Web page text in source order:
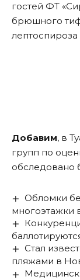
гостей ФТ
брюшного
лептоспироза
Добавим, в
групп по
обследовано
Обломки
многоэтажки
Стал
пляжами в